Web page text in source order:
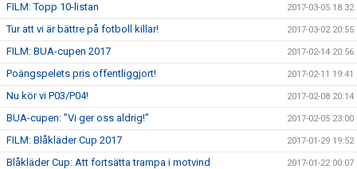
FILM: Topp 10-listan 2017-03-05 18:32
Tur att vi är bättre på fotboll killar! 2017-03-02 20:55
FILM: BUA-cupen 2017 2017-02-14 20:56
Poängspelets pris offentliggjort! 2017-02-11 19:41
Nu kör vi P03/P04! 2017-02-08 20:14
BUA-cupen: ”Vi ger oss aldrig!” 2017-02-05 23:00
FILM: Blåkläder Cup 2017 2017-01-29 19:52
Blåkläder Cup: Att fortsätta trampa i motvind 2017-01-22 00:07